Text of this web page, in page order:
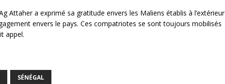
Attaher a exprimé sa gratitude envers les Maliens établis à l’extérieur
envers le pays. Ces compatriotes se sont toujours mobilisés
appel.
SÉNÉGAL